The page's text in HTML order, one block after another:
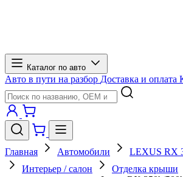
Каталог по авто
Авто в пути на разбор Доставка и оплата
Главная Автомобили
LEXUS RX
Интерьер / салон
Отделка крыши